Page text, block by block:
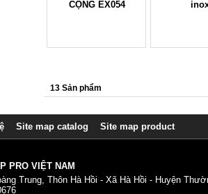
CỘNG EX054
13 Sản phẩm
Site map catalog Site map product
PRO VIỆT NAM
Trung, Thôn Hà Hồi - Xã Hà Hồi - Huyện